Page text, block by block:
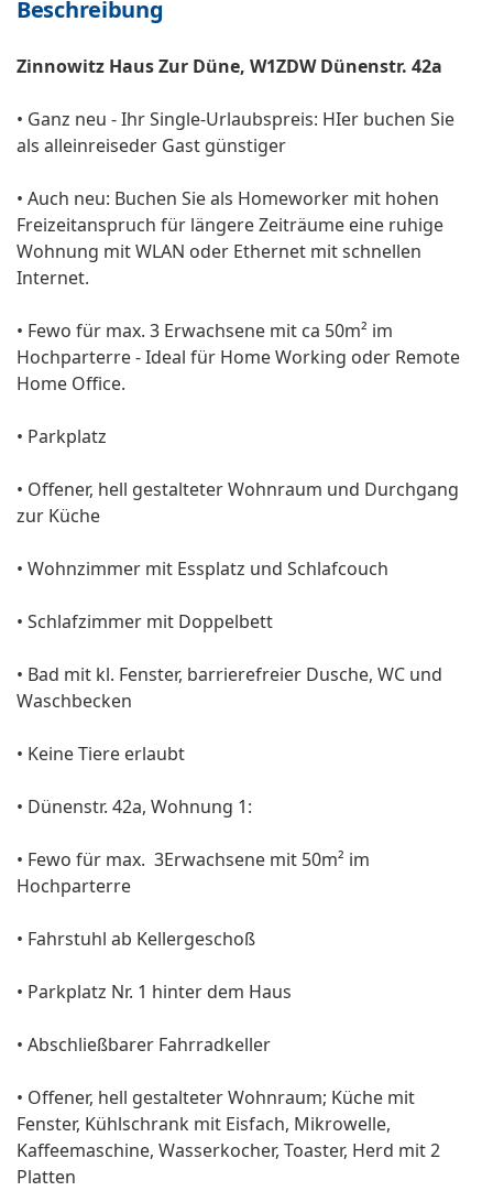
Beschreibung
Zinnowitz Haus Zur Düne, W1ZDW Dünenstr. 42a
• Ganz neu - Ihr Single-Urlaubspreis: HIer buchen Sie
als alleinreiseder Gast günstiger
• Auch neu: Buchen Sie als Homeworker mit hohen
Freizeitanspruch für längere Zeiträume eine ruhige
Wohnung mit WLAN oder Ethernet mit schnellen
Internet.
• Fewo für max. 3 Erwachsene mit ca 50m² im
Hochparterre - Ideal für Home Working oder Remote
Home Office.
• Parkplatz
• Offener, hell gestalteter Wohnraum und Durchgang
zur Küche
• Wohnzimmer mit Essplatz und Schlafcouch
• Schlafzimmer mit Doppelbett
• Bad mit kl. Fenster, barrierefreier Dusche, WC und
Waschbecken
• Keine Tiere erlaubt
• Dünenstr. 42a, Wohnung 1:
• Fewo für max. 3Erwachsene mit 50m² im
Hochparterre
• Fahrstuhl ab Kellergeschoß
• Parkplatz Nr. 1 hinter dem Haus
• Abschließbarer Fahrradkeller
• Offener, hell gestalteter Wohnraum; Küche mit
Fenster, Kühlschrank mit Eisfach, Mikrowelle,
Kaffeemaschine, Wasserkocher, Toaster, Herd mit 2
Platten